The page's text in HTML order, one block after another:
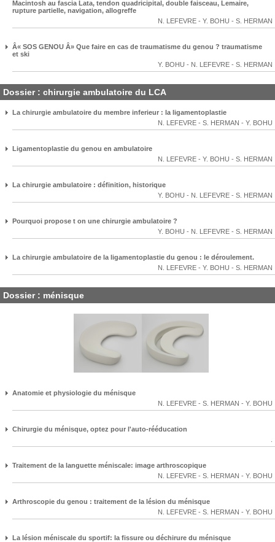
Macintosh au fascia Lata, tendon quadricipital, double faisceau, Lemaire,
rupture partielle, navigation, allogreffe
N. LEFEVRE - Y. BOHU - S. HERMAN
Â« SOS GENOU Â» Que faire en cas de traumatisme du genou ? traumatisme
et ski
Y. BOHU - N. LEFEVRE - S. HERMAN
Dossier : chirurgie ambulatoire du LCA
La chirurgie ambulatoire du membre inferieur : la ligamentoplastie
N. LEFEVRE - S. HERMAN - Y. BOHU
Ligamentoplastie du genou en ambulatoire
N. LEFEVRE - Y. BOHU - S. HERMAN
La chirurgie ambulatoire : définition, historique
Y. BOHU - N. LEFEVRE - S. HERMAN
Pourquoi propose t on une chirurgie ambulatoire ?
Y. BOHU - N. LEFEVRE - S. HERMAN
La chirurgie ambulatoire de la ligamentoplastie du genou : le déroulement.
N. LEFEVRE - Y. BOHU - S. HERMAN
Dossier : ménisque
Anatomie et physiologie du ménisque
N. LEFEVRE - S. HERMAN - Y. BOHU
Chirurgie du ménisque, optez pour l'auto-rééducation
Traitement de la languette méniscale: image arthroscopique
N. LEFEVRE - S. HERMAN - Y. BOHU
Arthroscopie du genou : traitement de la lésion du ménisque
N. LEFEVRE - S. HERMAN - Y. BOHU
La lésion méniscale du sportif: la fissure ou déchirure du ménisque